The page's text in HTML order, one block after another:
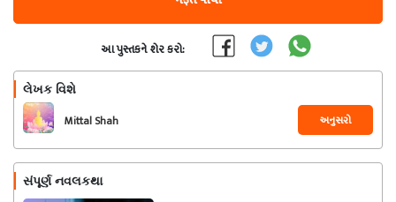
આ પુસ્તકને શેર કરો:
લેખક વિશે
Mittal Shah અનુસરો
સંપૂર્ણ નવલકથા